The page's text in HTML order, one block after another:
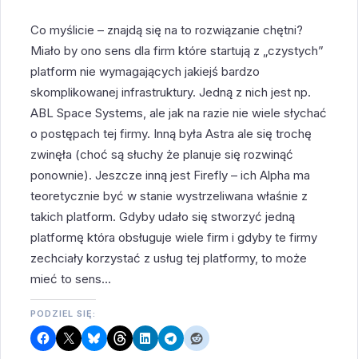
Co myślicie – znajdą się na to rozwiązanie chętni?
Miało by ono sens dla firm które startują z „czystych”
platform nie wymagających jakiejś bardzo
skomplikowanej infrastruktury. Jedną z nich jest np.
ABL Space Systems, ale jak na razie nie wiele słychać
o postępach tej firmy. Inną była Astra ale się trochę
zwinęła (choć są słuchy że planuje się rozwinąć
ponownie). Jeszcze inną jest Firefly – ich Alpha ma
teoretycznie być w stanie wystrzeliwana właśnie z
takich platform. Gdyby udało się stworzyć jedną
platformę która obsługuje wiele firm i gdyby te firmy
zechciały korzystać z usług tej platformy, to może
mieć to sens…
PODZIEL SIĘ: